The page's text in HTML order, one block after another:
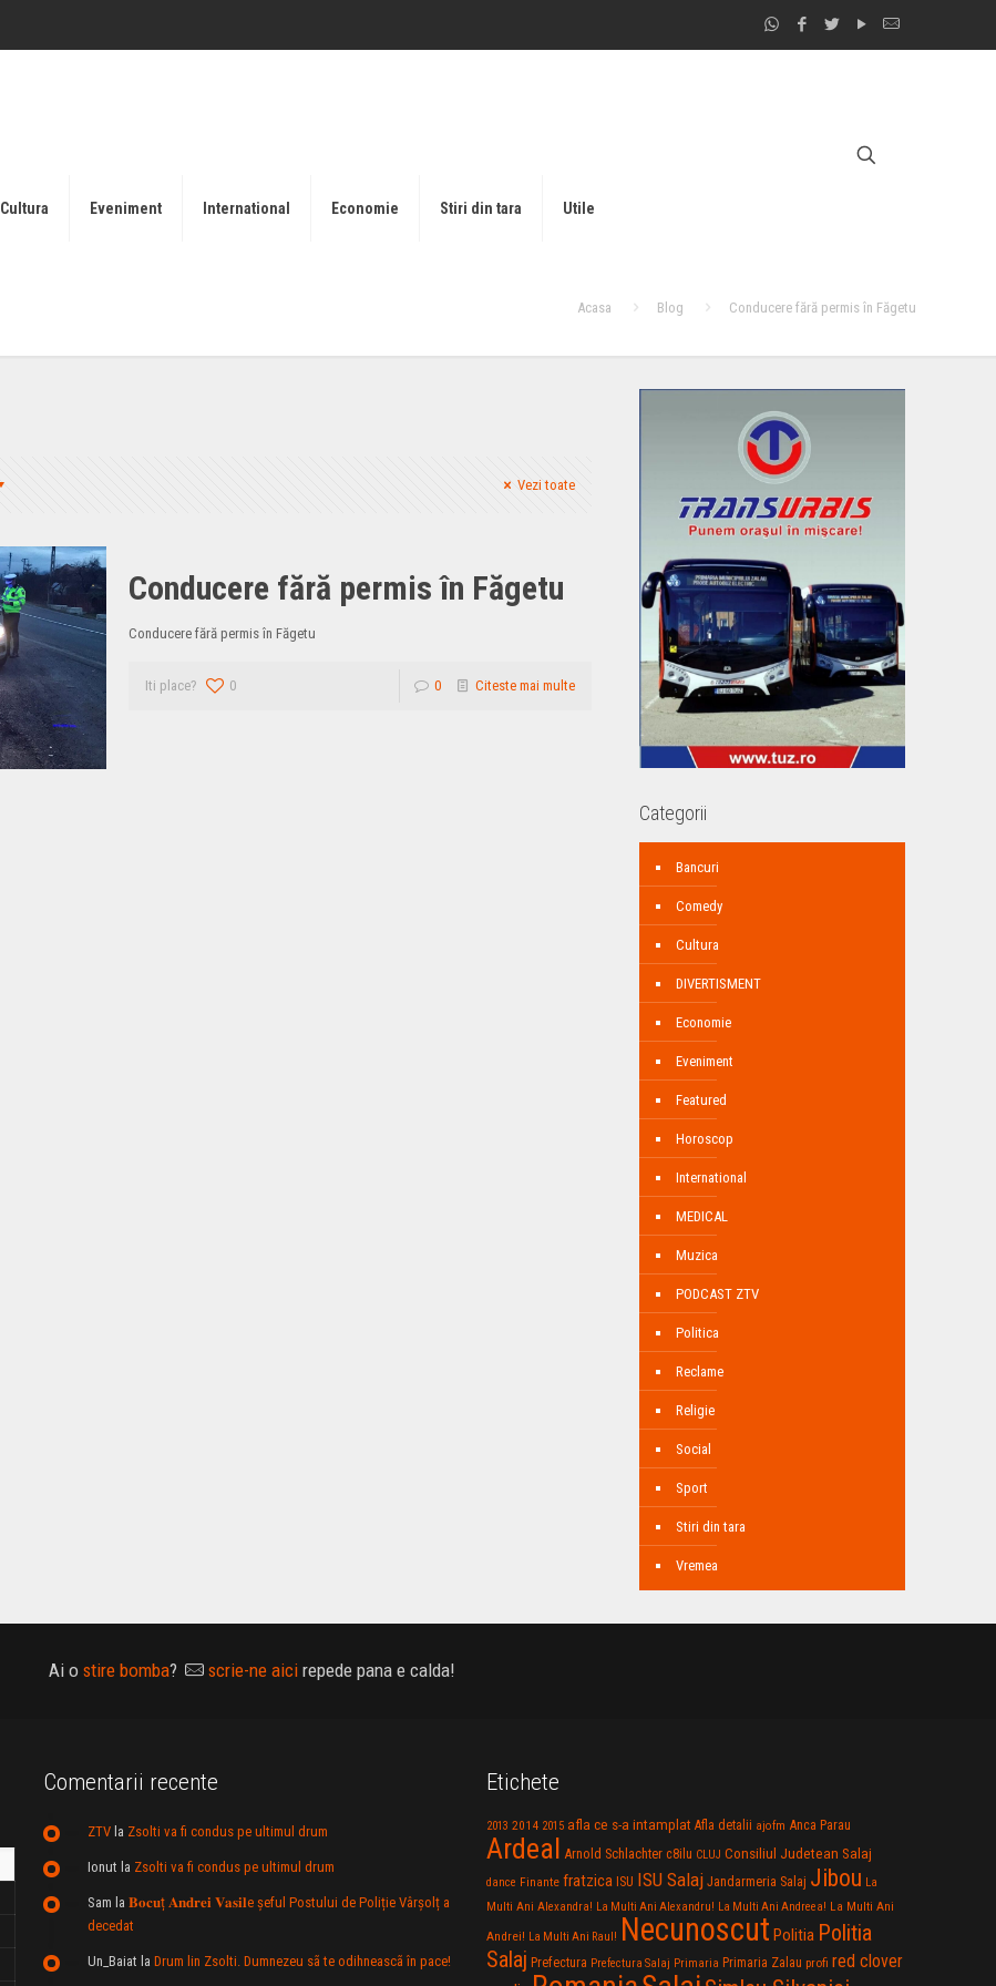
Cultura Eveniment International Economie Stiri din tara Utile
Acasa Blog Conducere fără permis în Făgetu
Vezi toate
Conducere fără permis în Făgetu
Conducere fără permis în Făgetu
Iti place? 0 0 Citeste mai multe
Categorii
Bancuri
Comedy
Cultura
DIVERTISMENT
Economie
Eveniment
Featured
Horoscop
International
MEDICAL
Muzica
PODCAST ZTV
Politica
Reclame
Religie
Social
Sport
Stiri din tara
Vremea
Ai o stire bomba? scrie-ne aicirepede pana e calda!
Comentarii recente
ZTVla Zsolti va fi condus pe ultimul drum
Ionut la Zsolti va fi condus pe ultimul drum
Sam la 𝐁𝐨𝐜𝐮ț 𝐀𝐧𝐝𝐫𝐞𝐢 𝐕𝐚𝐬𝐢𝐥e şeful Postului de Poliție Vârșolț a
decedat
Un_Baiat la Drum lin Zsolti. Dumnezeu sã te odihneascã în pace!
Etichete
2013 2014 2015 afla ce s-a intamplat Afla detalii ajofm Anca Parau
Ardeal Arnold Schlachter c8ilu CLUJ Consiliul Judetean Salaj
dance Finante fratzica ISU ISU Salaj Jandarmeria Salaj Jibou La
Multi Ani Alexandra! La Multi Ani Alexandru! La Multi Ani Andreea! La Multi Ani
Andrei! La Multi Ani Raul! Necunoscut Politia Politia
Salaj Prefectura Prefectura Salaj Primaria Primaria Zalau profi red clover